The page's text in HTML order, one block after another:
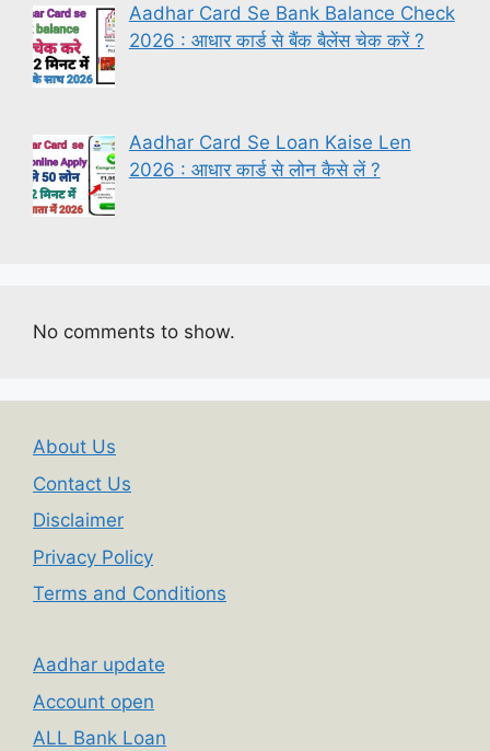
Aadhar Card Se Bank Balance Check
2026 : आधार कार्ड से बैंक बैलेंस चेक करें ?
Aadhar Card Se Loan Kaise Len
2026 : आधार कार्ड से लोन कैसे लें ?
No comments to show.
About Us
Contact Us
Disclaimer
Privacy Policy
Terms and Conditions
Aadhar update
Account open
ALL Bank Loan